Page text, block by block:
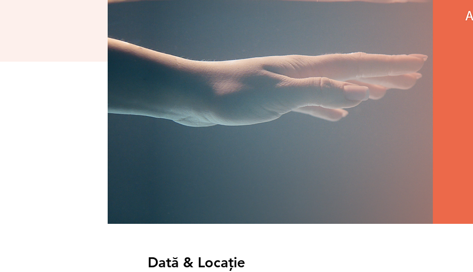
Dată & Locație